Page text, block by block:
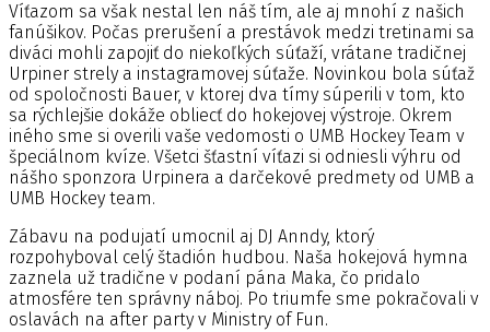
Víťazom sa však nestal len náš tím, ale aj mnohí z našich
fanúšikov. Počas prerušení a prestávok medzi tretinami sa
diváci mohli zapojiť do niekoľkých súťaží, vrátane tradičnej
Urpiner strely a instagramovej súťaže. Novinkou bola súťaž
od spoločnosti Bauer, v ktorej dva tímy súperili v tom, kto
sa rýchlejšie dokáže obliecť do hokejovej výstroje. Okrem
iného sme si overili vaše vedomosti o UMB Hockey Team v
špeciálnom kvíze. Všetci šťastní víťazi si odniesli výhru od
nášho sponzora Urpinera a darčekové predmety od UMB a
UMB Hockey team.
Zábavu na podujatí umocnil aj DJ Anndy, ktorý
rozpohyboval celý štadión hudbou. Naša hokejová hymna
zaznela už tradične v podaní pána Maka, čo pridalo
atmosfére ten správny náboj. Po triumfe sme pokračovali v
oslavách na after party v Ministry of Fun.